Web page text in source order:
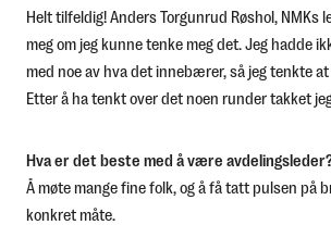
Helt tilfeldig! Anders Torgunrud Røshol, NMKs
meg om jeg kunne tenke meg det. Jeg hadde
med noe av hva det innebærer, så jeg tenkte
Etter å ha tenkt over det noen runder takket
Hva er det beste med å være
Å møte mange fine folk, og å få tatt pulsen på
konkret måte.